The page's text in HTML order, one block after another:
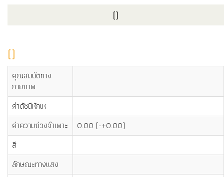
()
()
คุณสมบัติทาง
กายภาพ
ค่าดัชนีหักเห
ค่าความถ่วงจำเพาะ
0.00 (-+0.00)
สี
ลักษณะทางแสง